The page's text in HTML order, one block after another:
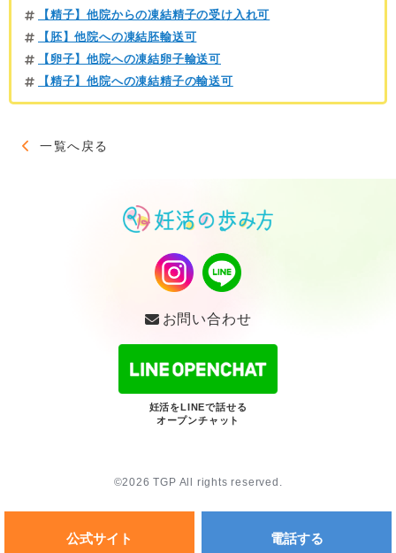
【精子】他院からの凍結精子の受け入れ可
【胚】他院への凍結胚輸送可
【卵子】他院への凍結卵子輸送可
【精子】他院への凍結精子の輸送可
公式サイト 電話する
一覧へ戻る
お問い合わせ
妊活をLINEで話せる
オープンチャット
©2026 TGP All rights reserved.